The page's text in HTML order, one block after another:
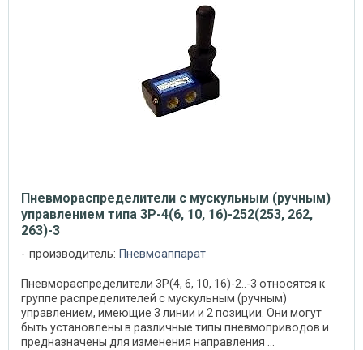
Пневмораспределители с мускульным (ручным)
управлением типа 3Р-4(6, 10, 16)-252(253, 262,
263)-3
производитель: Пневмоаппарат
Пневмораспределители 3Р(4, 6, 10, 16)-2..-3 относятся к
группе распределителей с мускульным (ручным)
управлением, имеющие 3 линии и 2 позиции. Они могут
быть установлены в различные типы пневмоприводов и
предназначены для изменения направления ...